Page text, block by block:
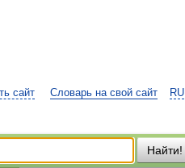
RU
сайт Словарь на свой сайт
Найти!